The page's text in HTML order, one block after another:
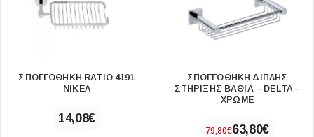
ΣΠΟΓΓΟΘΗΚΗ RATIO 4191
ΝΙΚΕΛ
14,08€
ΣΠΟΓΓΟΘΗΚΗ ΔΙΠΛΗΣ
ΣΤΗΡΙΞΗΣ ΒΑΘΙΑ – DELTA –
ΧΡΩΜΕ
79,80€63,80€